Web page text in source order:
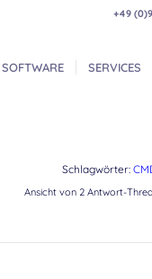
+49
SOFTWARE SERVICES
Schlagwörter:
Ansicht von 2 Antwort-